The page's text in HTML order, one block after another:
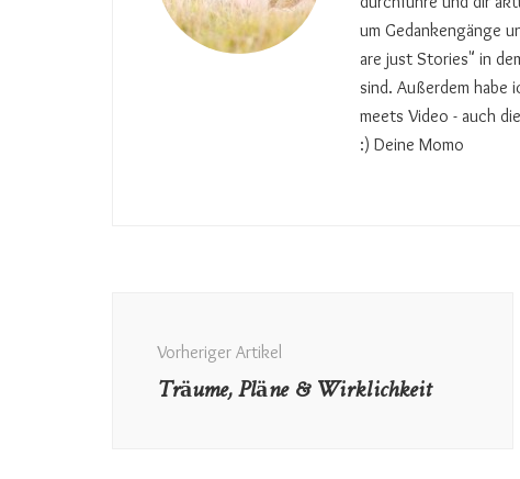
um Gedankengänge
are just Stories" in
sind. Außerdem habe
meets Video - auch
:) Deine Momo
Vorheriger Artikel
Träume, Pläne & Wirklichkeit